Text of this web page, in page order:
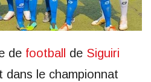
de football de Siguiri
dans le championnat